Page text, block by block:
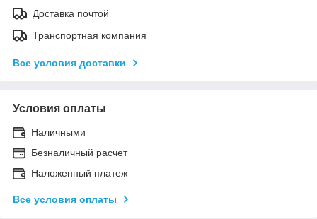
Доставка почтой
Транспортная компания
Все условия доставки
Условия оплаты
Наличными
Безналичный расчет
Наложенный платеж
Все условия оплаты